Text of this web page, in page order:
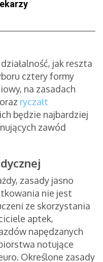
jak reszta
cztery formy
na zasadach
ryczałt
będzie najbardziej
zawód
zasady jasno
nie jest
ze skorzystania
aptek,
napędzanych
notujące
Określone zasady